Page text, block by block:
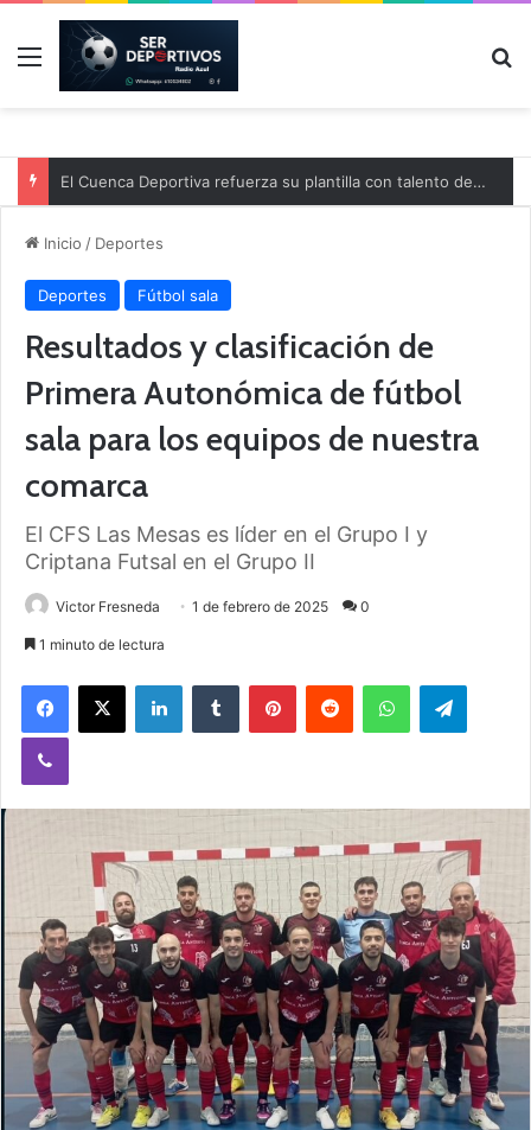
Menú
El Cuenca Deportiva refuerza su plantilla con talento de la comarca
Inicio / Deportes
Deportes Fútbol sala
Resultados y clasificación de
Primera Autonómica de fútbol
sala para los equipos de nuestra
comarca
El CFS Las Mesas es líder en el Grupo I y
Criptana Futsal en el Grupo II
Victor Fresneda 1 de febrero de 2025 0
1 minuto de lectura